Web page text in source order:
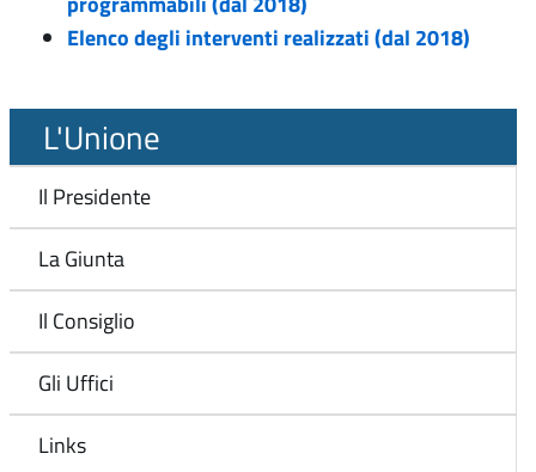
Elenco degli interventi realizzati (dal 2018)
L'Unione
Il Presidente
La Giunta
Il Consiglio
Gli Uffici
Links